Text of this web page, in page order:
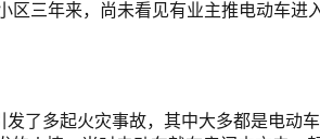
三年来，尚未看见有业主推电动车进
了多起火灾事故，其中大多都是电动